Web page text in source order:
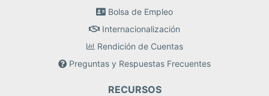
Bolsa de Empleo
Internacionalización
Rendición de Cuentas
Preguntas y Respuestas Frecuentes
RECURSOS